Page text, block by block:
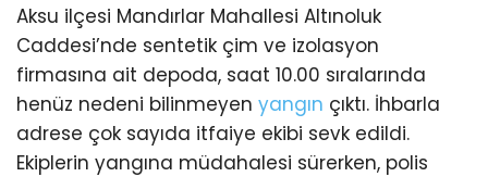
Aksu ilçesi Mandırlar Mahallesi Altınoluk
Caddesi’nde sentetik çim ve izolasyon
firmasına ait depoda, saat 10.00 sıralarında
henüz nedeni bilinmeyen yangın çıktı. İhbarla
adrese çok sayıda itfaiye ekibi sevk edildi.
Ekiplerin yangına müdahalesi sürerken, polis